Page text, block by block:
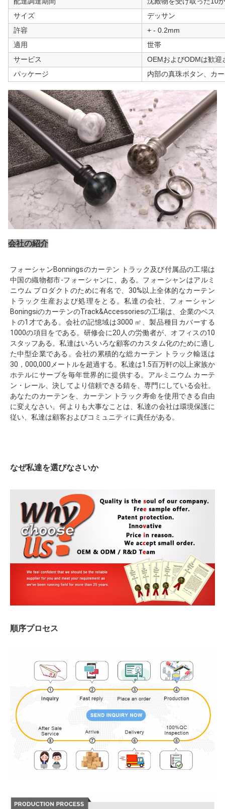
サイズ
デッサン
許容
+ - 0.2mm
適用
世帯
サービス
OEMおよびODMは歓迎
パッケージ
内部の真珠ボタン、カ
会社の紹介
フォーシャンBonningsのカーテン トラック及び付属品の工場は
中国の織物都市-フォーシャンに、ある。フォーシャンはアルミ
ニウム プロダクトのために有名で、30%以上全体的なカーテン
トラック生産および処理をとる。私達の会社、フォーシャン
BoningsiのカーテンのTrack&Accessoriesの工場は、企業のベス
トの1才である。会社の記憶域は3000 ㎡、製品種目カバーする
1000の項目をである。研修会に20人の労働者が、オフィスの10
スタッフある。私達はいろいろな顧客のカスタム化のために適し
た中型企業である。会社の累積的な総カーテン トラック輸送は
30，000,000メートルを超過する。私達は1.5百万軒の以上家族か
ホテルにサーブを毎年世界的に提供する。アルミニウム カーテ
ン・レール、決してより信頼できる錆を、専門にしている会社。
あなたのカーテンを、カーテン トラック寿命を使用できる自由
に変えなさい。何よりも大事なことは、私達の会社は環境保護に
従い、私達は顧客およびコミュニティに責任がある。
なぜ私達を選びなさいか
順序プロセス